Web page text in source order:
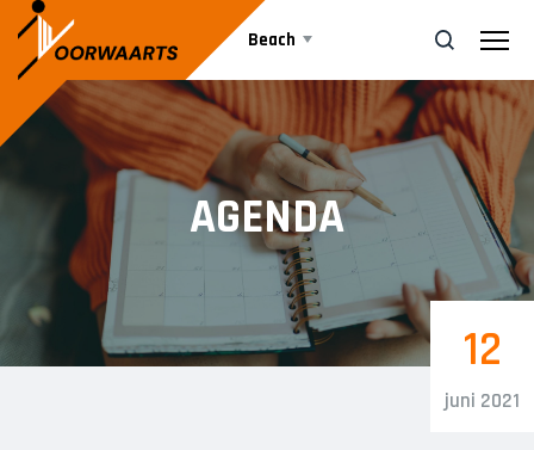
Beach
Vrijwilliger worden
Sponsor worden
Lid worden
Ledenshop
Contact
ZOEK
AGENDA
12
juni 2021